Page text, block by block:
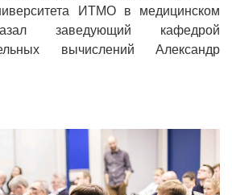
ИТМО в медицинском
заведующий кафедрой
вычислений Александр